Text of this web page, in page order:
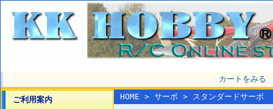
カートをみる
ご利用案内 HOME > サーボ > スタンダードサーボ